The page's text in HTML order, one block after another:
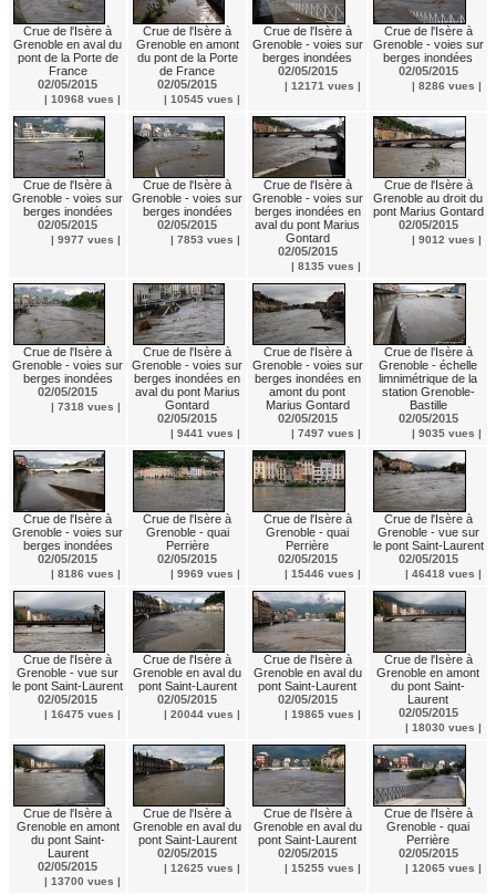
Crue de l'Isère à
Grenoble en aval du
pont de la Porte de
France
02/05/2015
| 10968 vues |
Crue de l'Isère à
Grenoble en amont
du pont de la Porte
de France
02/05/2015
| 10545 vues |
Crue de l'Isère à
Grenoble - voies sur
berges inondées
02/05/2015
| 12171 vues |
Crue de l'Isère à
Grenoble - voies sur
berges inondées
02/05/2015
| 8286 vues |
Crue de l'Isère à
Grenoble - voies sur
berges inondées
02/05/2015
| 9977 vues |
Crue de l'Isère à
Grenoble - voies sur
berges inondées
02/05/2015
| 7853 vues |
Crue de l'Isère à
Grenoble - voies sur
berges inondées en
aval du pont Marius
Gontard
02/05/2015
| 8135 vues |
Crue de l'Isère à
Grenoble au droit du
pont Marius Gontard
02/05/2015
| 9012 vues |
Crue de l'Isère à
Grenoble - voies sur
berges inondées
02/05/2015
| 7318 vues |
Crue de l'Isère à
Grenoble - voies sur
berges inondées en
aval du pont Marius
Gontard
02/05/2015
| 9441 vues |
Crue de l'Isère à
Grenoble - voies sur
berges inondées en
amont du pont
Marius Gontard
02/05/2015
| 7497 vues |
Crue de l'Isère à
Grenoble - échelle
limnimétrique de la
station Grenoble-
Bastille
02/05/2015
| 9035 vues |
Crue de l'Isère à
Grenoble - voies sur
berges inondées
02/05/2015
| 8186 vues |
Crue de l'Isère à
Grenoble - quai
Perrière
02/05/2015
| 9969 vues |
Crue de l'Isère à
Grenoble - quai
Perrière
02/05/2015
| 15446 vues |
Crue de l'Isère à
Grenoble - vue sur
le pont Saint-Laurent
02/05/2015
| 46418 vues |
Crue de l'Isère à
Grenoble - vue sur
le pont Saint-Laurent
02/05/2015
| 16475 vues |
Crue de l'Isère à
Grenoble en aval du
pont Saint-Laurent
02/05/2015
| 20044 vues |
Crue de l'Isère à
Grenoble en aval du
pont Saint-Laurent
02/05/2015
| 19865 vues |
Crue de l'Isère à
Grenoble en amont
du pont Saint-
Laurent
02/05/2015
| 18030 vues |
Crue de l'Isère à
Grenoble en amont
du pont Saint-
Laurent
02/05/2015
| 13700 vues |
Crue de l'Isère à
Grenoble en aval du
pont Saint-Laurent
02/05/2015
| 12625 vues |
Crue de l'Isère à
Grenoble en aval du
pont Saint-Laurent
02/05/2015
| 15255 vues |
Crue de l'Isère à
Grenoble - quai
Perrière
02/05/2015
| 12065 vues |